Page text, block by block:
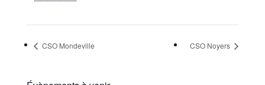
CSO Mondeville CSO Noyers